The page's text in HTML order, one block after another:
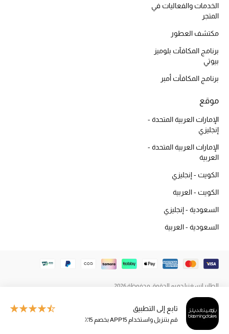
الجديد في عالم الجمال
العطور
العناية بالبشرة
مستحضرات العناية
العناية بالشعر
هدايا
مجموعة الجمال
الجمال في بلوميزتابع إلى التطبيق
قم بتنزيل واستخدام APP15 بخصم 15٪
الخدمات والفعاليات في
المتجر
مكتشف العطور
برنامج المكافآت بلوميز
بيوتي
برنامج المكافآت أمبر
موقع
الإمارات العربية المتحدة -
إنجليزي
الإمارات العربية المتحدة -
العربية
الكويت - إنجليزي
الكويت - العربية
السعودية - إنجليزي
السعودية - العربية
الطاير إنسغنيا جميع الحقوق محفوظة 2026